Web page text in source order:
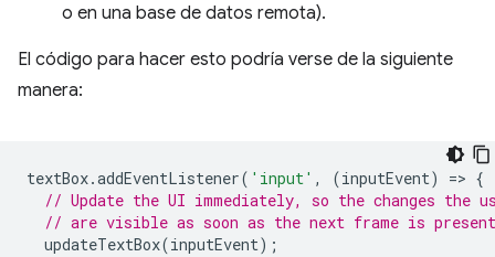
o en una base de datos remota).
El código para hacer esto podría verse de la siguiente
manera:
textBox.addEventListener( 'input' , (inputEvent) => {
// Update the UI immediately, so the changes the
// are visible as soon as the next frame is
updateTextBox(inputEvent);